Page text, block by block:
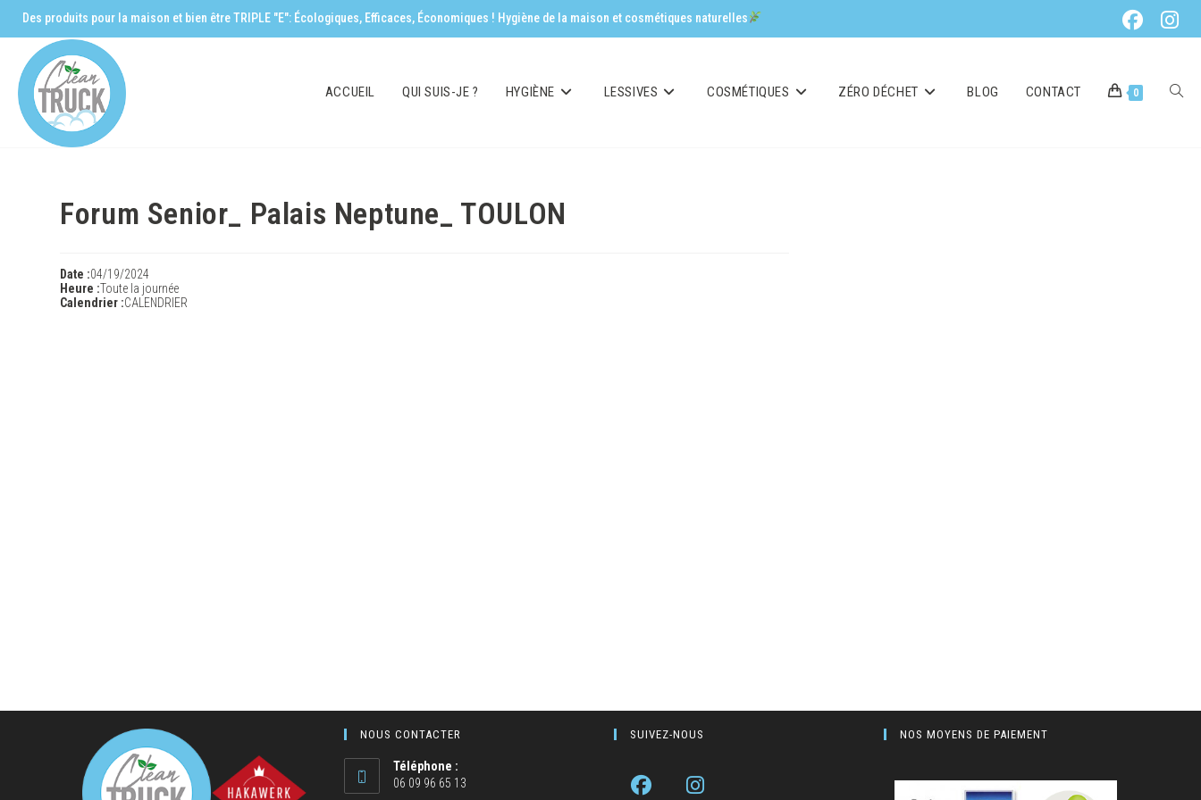
Des produits pour la maison et bien être TRIPLE "E": Écologiques, Efficaces, Économiques ! Hygiène de la maison et cosmétiques naturelles
ACCUEIL QUI SUIS-JE ? HYGIÈNE LESSIVES COSMÉTIQUES ZÉRO DÉCHET BLOG CONTACT 0
Forum Senior_ Palais Neptune_ TOULON
Date :04/19/2024
Heure :Toute la journée
Calendrier :CALENDRIER
NOUS CONTACTER
Téléphone :
06 09 96 65 13
SUIVEZ-NOUS NOS MOYENS DE PAIEMENT